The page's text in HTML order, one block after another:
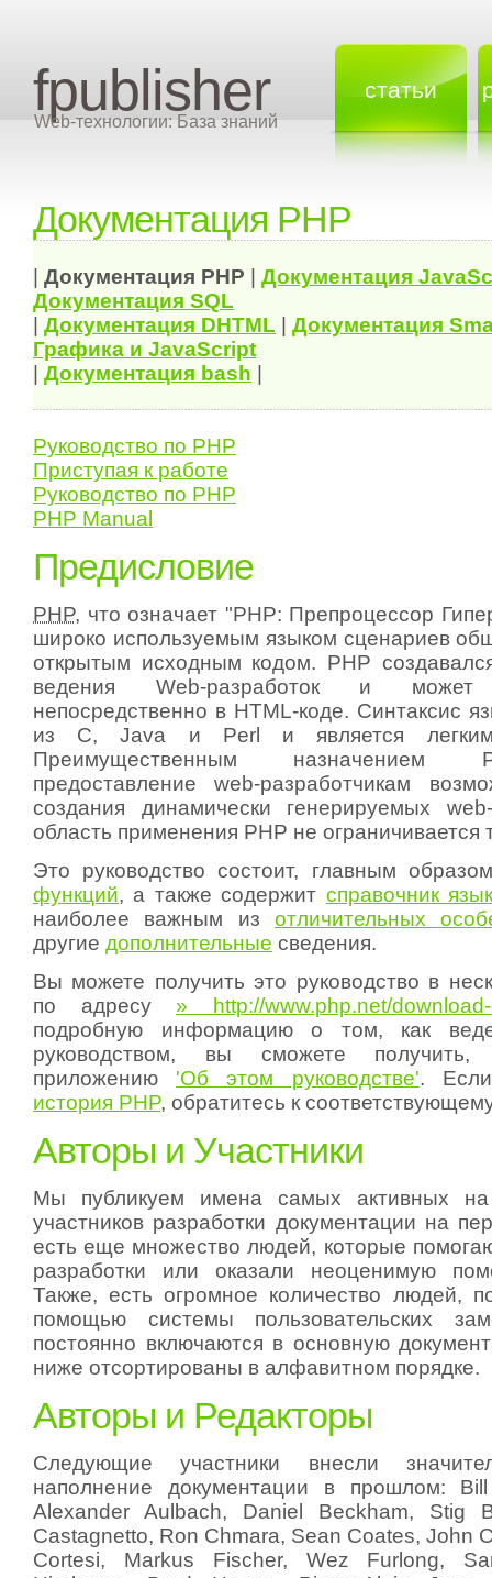
fpublisher
Web-технологии: База знаний
статьи
Документация PHP
Документация PHP Документация
Документация SQL
Документация DHTML
Документация
Графика и JavaScript
Документация bash
Руководство по PHP
Приступая к работе
Руководство по PHP
PHP Manual
Предисловие
PHP, что означает "PHP: Препроцессор
широко используемым языком сценариев
открытым исходным кодом. PHP
ведения Web-разработок и может
непосредственно в HTML-коде. Синтаксис
из C, Java и Perl и является
Преимущественным назначением
предоставление web-разработчикам
создания динамически генерируемых
область применения PHP не ограничивается
Это руководство состоит, главным
функций, а также содержит справочник
наиболее важным из отличительных
другие дополнительные сведения.
Вы можете получить это руководство в
по адресу » http://www.php.net/
подробную информацию о том, как
руководством, вы сможете
приложению 'Об этом руководстве'.
история PHP, обратитесь к
Авторы и Участники
Мы публикуем имена самых активных
участников разработки документации на
есть еще множество людей, которые
разработки или оказали неоценимую
Также, есть огромное количество людей,
помощью системы пользовательских
постоянно включаются в основную
ниже отсортированы в алфавитном порядке.
Авторы и Редакторы
Следующие участники внесли
наполнение документации в прошлом:
Alexander Aulbach, Daniel Beckham, Stig
Castagnetto, Ron Chmara, Sean Coates, John
Cortesi, Markus Fischer, Wez Furlong,